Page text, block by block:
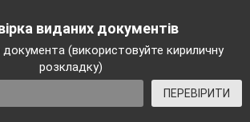
виданих документів
(використовуйте кириличну
розкладку)
ПЕРЕВІРИТИ